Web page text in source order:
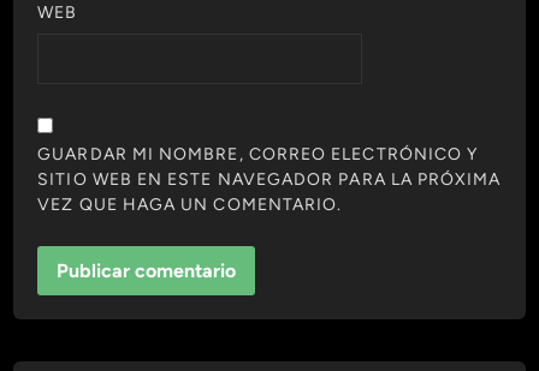
WEB
GUARDAR MI NOMBRE, CORREO ELECTRÓNICO Y
SITIO WEB EN ESTE NAVEGADOR PARA LA PRÓXIMA
VEZ QUE HAGA UN COMENTARIO.